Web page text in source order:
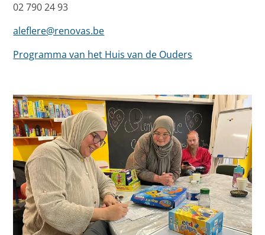
02 790 24 93
aleflere@renovas.be
Programma van het Huis van de Ouders